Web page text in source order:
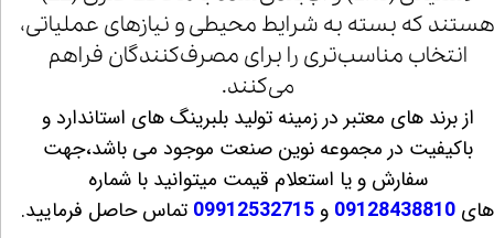
که بسته به شرایط محیطی و نیازهای عملیاتی،
انتخاب مناسب‌تری را برای مصرف‌کنندگان فراهم
می‌کنند.
از برند های معتبر در زمینه تولید بلبرینگ های استاندارد و
باکیفیت در مجموعه نوین صنعت موجود می باشد،جهت
سفارش و یا استعلام قیمت میتوانید با شماره
های 09128438810 و 09912532715 تماس حاصل فرمایید.